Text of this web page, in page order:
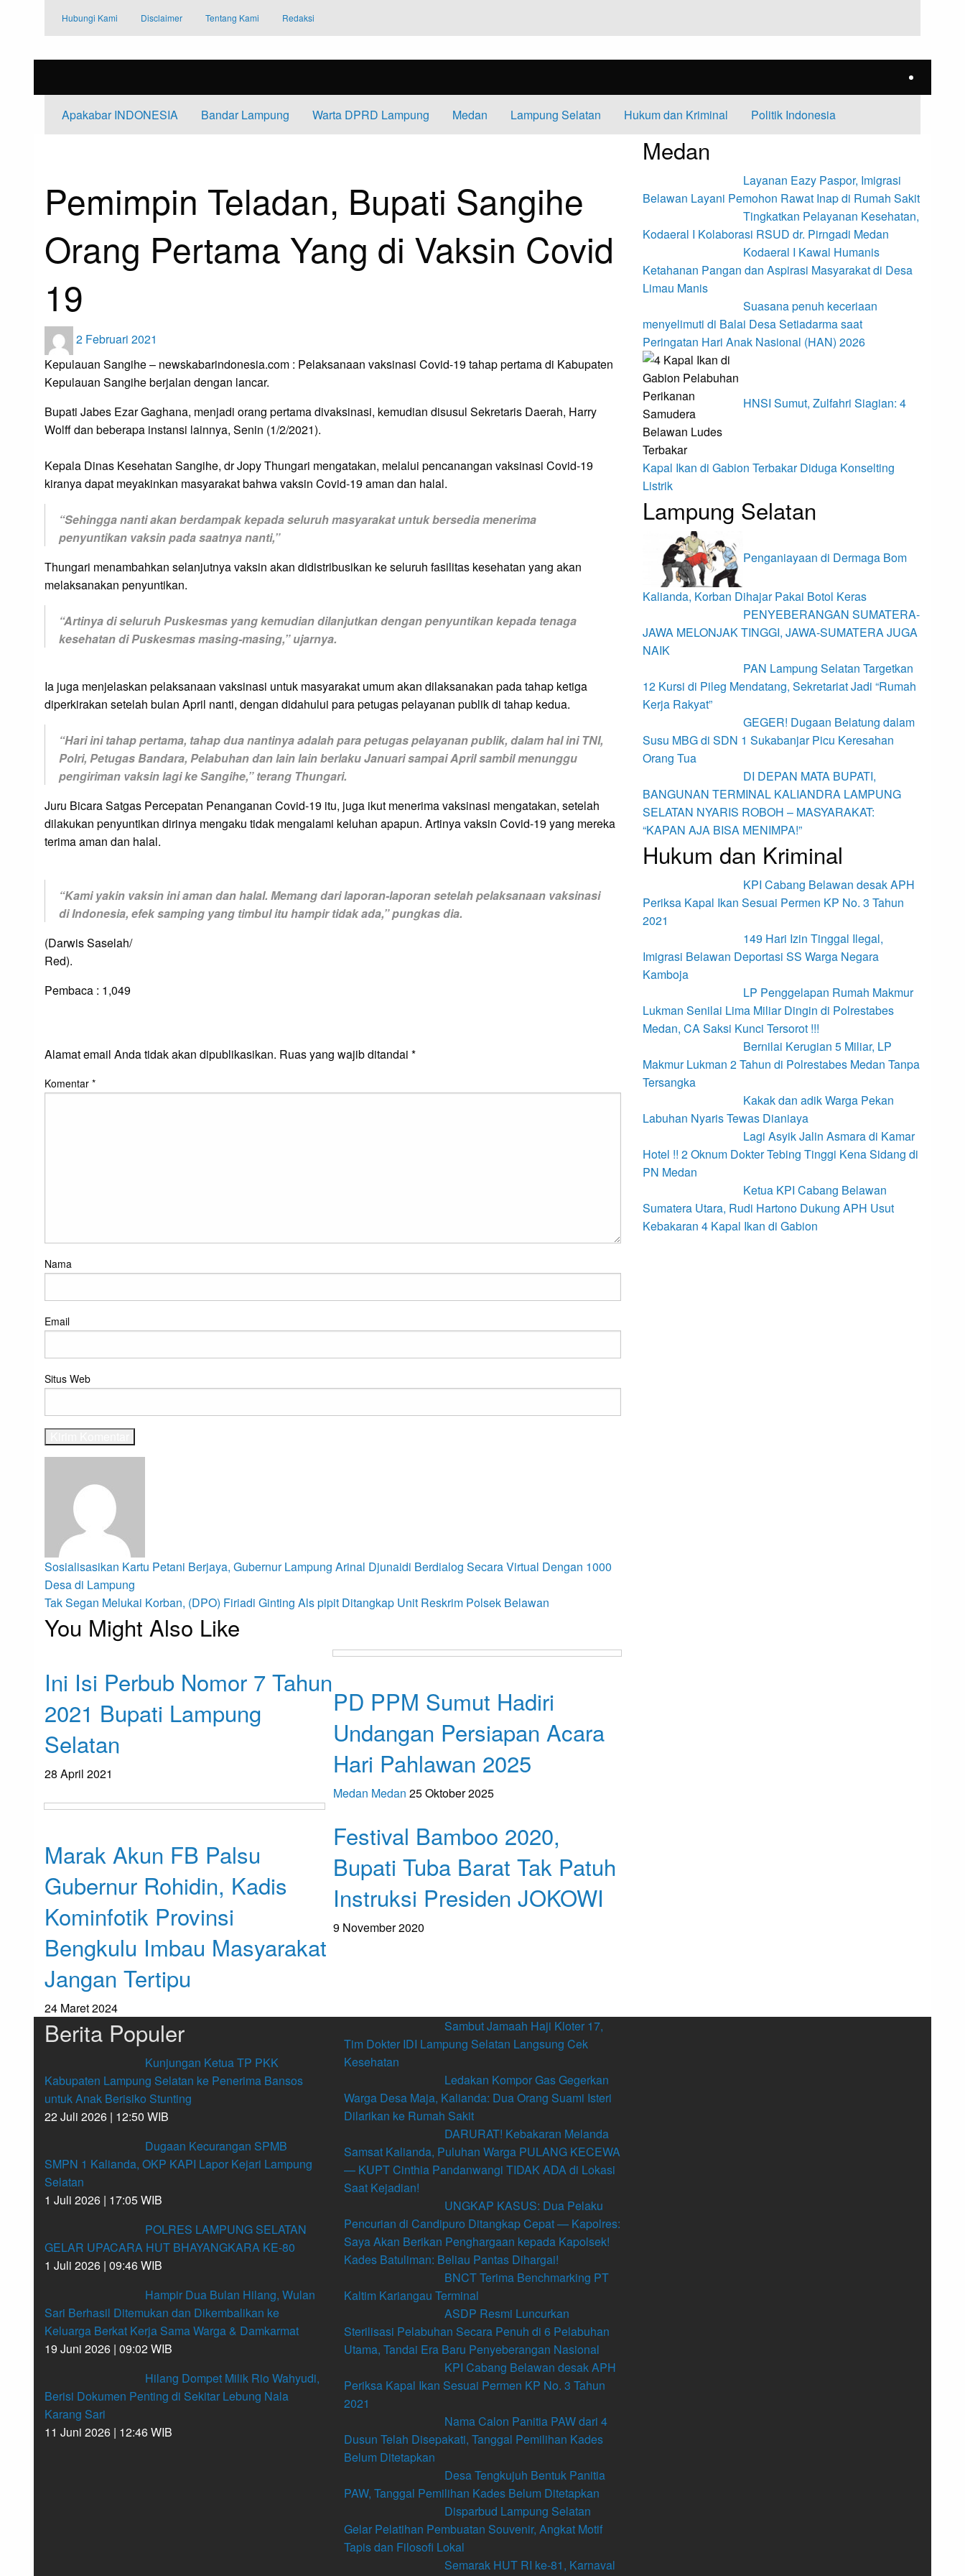
Hubungi Kami Disclaimer Tentang Kami Redaksi
Apakabar INDONESIA Bandar Lampung Warta DPRD Lampung Medan Lampung Selatan Hukum dan Kriminal Politik Indonesia
Pemimpin Teladan, Bupati Sangihe
Orang Pertama Yang di Vaksin Covid
19
Posted
2 Februari 2021
Kepulauan Sangihe – newskabarindonesia.com : Pelaksanaan vaksinasi Covid-19 tahap pertama di Kabupaten
Kepulauan Sangihe berjalan dengan lancar.
Bupati Jabes Ezar Gaghana, menjadi orang pertama divaksinasi, kemudian disusul Sekretaris Daerah, Harry
Wolff dan beberapa instansi lainnya, Senin (1/2/2021).
Kepala Dinas Kesehatan Sangihe, dr Jopy Thungari mengatakan, melalui pencanangan vaksinasi Covid-19
kiranya dapat meyakinkan masyarakat bahwa vaksin Covid-19 aman dan halal.
“Sehingga nanti akan berdampak kepada seluruh masyarakat untuk bersedia menerima
penyuntikan vaksin pada saatnya nanti,”
Thungari menambahkan selanjutnya vaksin akan didistribusikan ke seluruh fasilitas kesehatan yang akan
melaksanakan penyuntikan.
“Artinya di seluruh Puskesmas yang kemudian dilanjutkan dengan penyuntikan kepada tenaga
kesehatan di Puskesmas masing-masing,” ujarnya.
Ia juga menjelaskan pelaksanaan vaksinasi untuk masyarakat umum akan dilaksanakan pada tahap ketiga
diperkirakan setelah bulan April nanti, dengan didahului para petugas pelayanan publik di tahap kedua.
“Hari ini tahap pertama, tahap dua nantinya adalah para petugas pelayanan publik, dalam hal ini TNI,
Polri, Petugas Bandara, Pelabuhan dan lain lain berlaku Januari sampai April sambil menunggu
pengiriman vaksin lagi ke Sangihe,” terang Thungari.
Juru Bicara Satgas Percepatan Penanganan Covid-19 itu, juga ikut menerima vaksinasi mengatakan, setelah
dilakukan penyuntikan dirinya mengaku tidak mengalami keluhan apapun. Artinya vaksin Covid-19 yang mereka
terima aman dan halal.
“Kami yakin vaksin ini aman dan halal. Memang dari laporan-laporan setelah pelaksanaan vaksinasi
di Indonesia, efek samping yang timbul itu hampir tidak ada,” pungkas dia.
(Darwis Saselah/
Red).
Pembaca : 1,049
Alamat email Anda tidak akan dipublikasikan. Ruas yang wajib ditandai *
Komentar *
Nama
Email
Situs Web
Navigasi
pos
Previous
Post
Sosialisasikan Kartu Petani Berjaya, Gubernur Lampung Arinal Djunaidi Berdialog Secara Virtual Dengan 1000
Desa di Lampung
Next
Post
Tak Segan Melukai Korban, (DPO) Firiadi Ginting Als pipit Ditangkap Unit Reskrim Polsek Belawan
You Might Also Like
Ini Isi Perbub Nomor 7 Tahun
2021 Bupati Lampung
Selatan
28 April 2021
PD PPM Sumut Hadiri
Undangan Persiapan Acara
Hari Pahlawan 2025
Medan Medan 25 Oktober 2025
Marak Akun FB Palsu
Gubernur Rohidin, Kadis
Kominfotik Provinsi
Bengkulu Imbau Masyarakat
Jangan Tertipu
24 Maret 2024
Festival Bamboo 2020,
Bupati Tuba Barat Tak Patuh
Instruksi Presiden JOKOWI
9 November 2020
Medan
Layanan Eazy Paspor, Imigrasi
Belawan Layani Pemohon Rawat Inap di Rumah Sakit
Tingkatkan Pelayanan Kesehatan,
Kodaeral I Kolaborasi RSUD dr. Pirngadi Medan‎
Kodaeral I Kawal Humanis
Ketahanan Pangan dan Aspirasi Masyarakat di Desa
Limau Manis
Suasana penuh keceriaan
menyelimuti di Balai Desa Setiadarma saat
Peringatan Hari Anak Nasional (HAN) 2026
HNSI Sumut, Zulfahri Siagian: 4
Kapal Ikan di Gabion Terbakar Diduga Konselting
Listrik
Lampung Selatan
Penganiayaan di Dermaga Bom
Kalianda, Korban Dihajar Pakai Botol Keras
PENYEBERANGAN SUMATERA-
JAWA MELONJAK TINGGI, JAWA-SUMATERA JUGA
NAIK
PAN Lampung Selatan Targetkan
12 Kursi di Pileg Mendatang, Sekretariat Jadi “Rumah
Kerja Rakyat”
GEGER! Dugaan Belatung dalam
Susu MBG di SDN 1 Sukabanjar Picu Keresahan
Orang Tua
DI DEPAN MATA BUPATI,
BANGUNAN TERMINAL KALIANDRA LAMPUNG
SELATAN NYARIS ROBOH – MASYARAKAT:
“KAPAN AJA BISA MENIMPA!”
Hukum dan Kriminal
KPI Cabang Belawan desak APH
Periksa Kapal Ikan Sesuai Permen KP No. 3 Tahun
2021
149 Hari Izin Tinggal Ilegal,
Imigrasi Belawan Deportasi SS Warga Negara
Kamboja
LP Penggelapan Rumah Makmur
Lukman Senilai Lima Miliar Dingin di Polrestabes
Medan, CA Saksi Kunci Tersorot !!!
Bernilai Kerugian 5 Miliar, LP
Makmur Lukman 2 Tahun di Polrestabes Medan Tanpa
Tersangka
Kakak dan adik Warga Pekan
Labuhan Nyaris Tewas Dianiaya
Lagi Asyik Jalin Asmara di Kamar
Hotel !! 2 Oknum Dokter Tebing Tinggi Kena Sidang di
PN Medan
Ketua KPI Cabang Belawan
Sumatera Utara, Rudi Hartono Dukung APH Usut
Kebakaran 4 Kapal Ikan di Gabion
Berita Populer
Kunjungan Ketua TP PKK
Kabupaten Lampung Selatan ke Penerima Bansos
untuk Anak Berisiko Stunting
22 Juli 2026 | 12:50 WIB
Dugaan Kecurangan SPMB
SMPN 1 Kalianda, OKP KAPI Lapor Kejari Lampung
Selatan
1 Juli 2026 | 17:05 WIB
POLRES LAMPUNG SELATAN
GELAR UPACARA HUT BHAYANGKARA KE-80
1 Juli 2026 | 09:46 WIB
Hampir Dua Bulan Hilang, Wulan
Sari Berhasil Ditemukan dan Dikembalikan ke
Keluarga Berkat Kerja Sama Warga & Damkarmat
19 Juni 2026 | 09:02 WIB
Hilang Dompet Milik Rio Wahyudi,
Berisi Dokumen Penting di Sekitar Lebung Nala
Karang Sari
11 Juni 2026 | 12:46 WIB
Sambut Jamaah Haji Kloter 17,
Tim Dokter IDI Lampung Selatan Langsung Cek
Kesehatan
Ledakan Kompor Gas Gegerkan
Warga Desa Maja, Kalianda: Dua Orang Suami Isteri
Dilarikan ke Rumah Sakit
DARURAT! Kebakaran Melanda
Samsat Kalianda, Puluhan Warga PULANG KECEWA
— KUPT Cinthia Pandanwangi TIDAK ADA di Lokasi
Saat Kejadian!
UNGKAP KASUS: Dua Pelaku
Pencurian di Candipuro Ditangkap Cepat — Kapolres:
Saya Akan Berikan Penghargaan kepada Kapolsek!
Kades Batuliman: Beliau Pantas Dihargai!
BNCT Terima Benchmarking PT
Kaltim Kariangau Terminal
ASDP Resmi Luncurkan
Sterilisasi Pelabuhan Secara Penuh di 6 Pelabuhan
Utama, Tandai Era Baru Penyeberangan Nasional
KPI Cabang Belawan desak APH
Periksa Kapal Ikan Sesuai Permen KP No. 3 Tahun
2021
Nama Calon Panitia PAW dari 4
Dusun Telah Disepakati, Tanggal Pemilihan Kades
Belum Ditetapkan
Desa Tengkujuh Bentuk Panitia
PAW, Tanggal Pemilihan Kades Belum Ditetapkan
Disparbud Lampung Selatan
Gelar Pelatihan Pembuatan Souvenir, Angkat Motif
Tapis dan Filosofi Lokal
Semarak HUT RI ke-81, Karnaval